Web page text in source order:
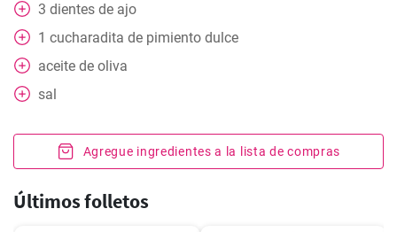
3 dientes de ajo
1 cucharadita de pimiento dulce
aceite de oliva
sal
Agregue ingredientes a la lista de compras
Últimos folletos